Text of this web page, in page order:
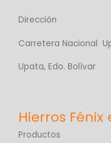
Dirección
Carretera Nacional
Upata, Edo. Bolívar
Productos